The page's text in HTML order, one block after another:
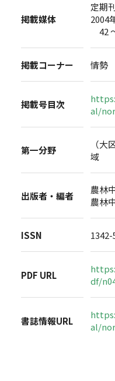
掲載媒体
定期
2004
42
掲載コーナー 情勢
掲載号目次
al/
第一分野
（
域
出版者・編者
農林
農林
ISSN 1342-
PDF URL
df/
書誌情報URL
al/